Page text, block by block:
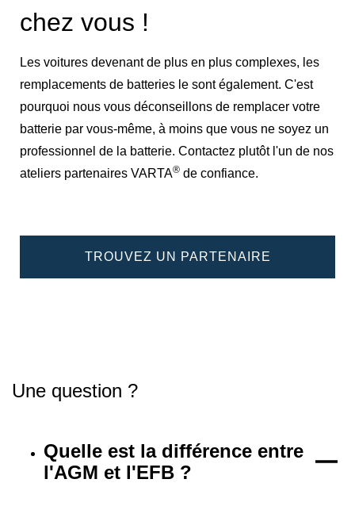
chez vous !
Les voitures devenant de plus en plus complexes, les
remplacements de batteries le sont également. C'est
pourquoi nous vous déconseillons de remplacer votre
batterie par vous-même, à moins que vous ne soyez un
professionnel de la batterie. Contactez plutôt l'un de nos
ateliers partenaires VARTA® de confiance.
TROUVEZ UN PARTENAIRE
Une question ?
Quelle est la différence entre
l'AGM et l'EFB ?